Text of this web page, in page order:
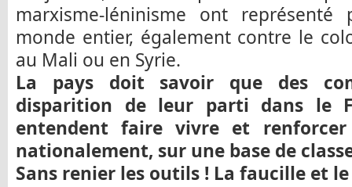
marxisme-léninisme ont
monde entier, également contre le
au Mali ou en Syrie.
La pays doit savoir que des
disparition de leur parti dans le
entendent faire vivre et
nationalement, sur une base de
Sans renier les outils ! La faucille et